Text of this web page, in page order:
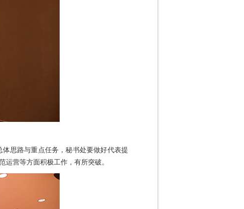
思路与重点任务，秘书处要做好代表提
营等方面积极工作，有所突破。